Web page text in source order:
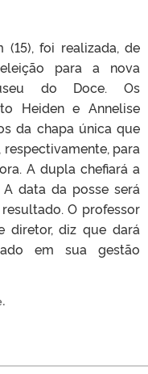
foi realizada, de
para a nova
do Doce. Os
Heiden e Annelise
da chapa única que
para
A dupla chefiará a
data da posse será
O professor
diretor, diz que dará
em sua gestão
.